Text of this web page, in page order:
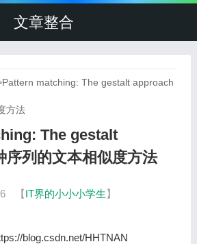
文章整合
Pattern matching: The gestalt approach
方法
The gestalt
列的文本相似度方法
【IT界的小小小学生】
blog.csdn.net/HHTNAN